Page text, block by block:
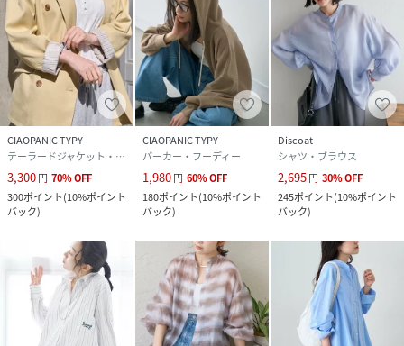
CIAOPANIC TYPY
テーラードジャケット・ブレザー
3,300円 70%OFF
300ポイント(10%ポイント
バック)
CIAOPANIC TYPY
パーカー・フーディー
1,980円 60%OFF
180ポイント(10%ポイント
バック)
Discoat
シャツ・ブラウス
2,695円 30%OFF
245ポイント(10%ポイント
バック)